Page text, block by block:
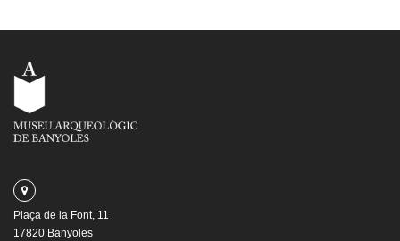
Plaça de la Font, 11
17820 Banyoles